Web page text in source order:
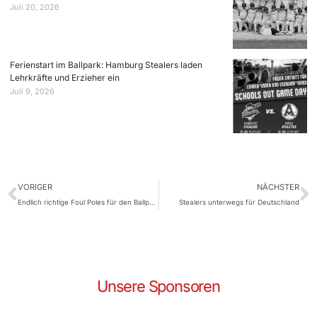
Juli 20, 2026
Ferienstart im Ballpark: Hamburg Stealers laden
Lehrkräfte und Erzieher ein
Juli 9, 2026
VORIGER NÄCHSTER
Stealers unterwegs für Deutschland
Unsere Sponsoren